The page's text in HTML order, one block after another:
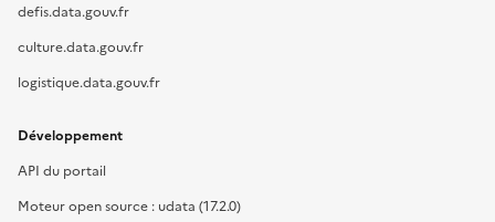
defis.data.gouv.fr
culture.data.gouv.fr
logistique.data.gouv.fr
Développement
API du portail
Moteur open source : udata (17.2.0)